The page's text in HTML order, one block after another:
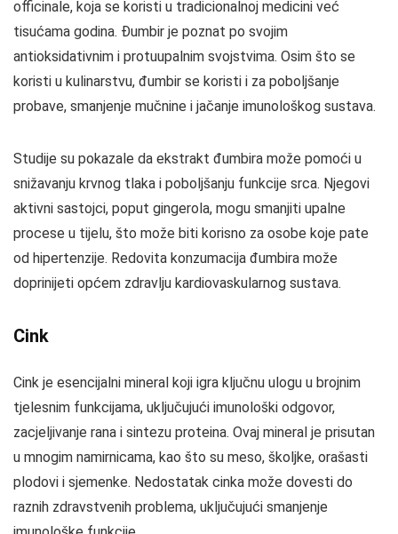
officinale, koja se koristi u tradicionalnoj medicini već
tisućama godina. Đumbir je poznat po svojim
antioksidativnim i protuupalnim svojstvima. Osim što se
koristi u kulinarstvu, đumbir se koristi i za poboljšanje
probave, smanjenje mučnine i jačanje imunološkog sustava.
Studije su pokazale da ekstrakt đumbira može pomoći u
snižavanju krvnog tlaka i poboljšanju funkcije srca. Njegovi
aktivni sastojci, poput gingerola, mogu smanjiti upalne
procese u tijelu, što može biti korisno za osobe koje pate
od hipertenzije. Redovita konzumacija đumbira može
doprinijeti općem zdravlju kardiovaskularnog sustava.
Cink
Cink je esencijalni mineral koji igra ključnu ulogu u brojnim
tjelesnim funkcijama, uključujući imunološki odgovor,
zacjeljivanje rana i sintezu proteina. Ovaj mineral je prisutan
u mnogim namirnicama, kao što su meso, školjke, orašasti
plodovi i sjemenke. Nedostatak cinka može dovesti do
raznih zdravstvenih problema, uključujući smanjenje